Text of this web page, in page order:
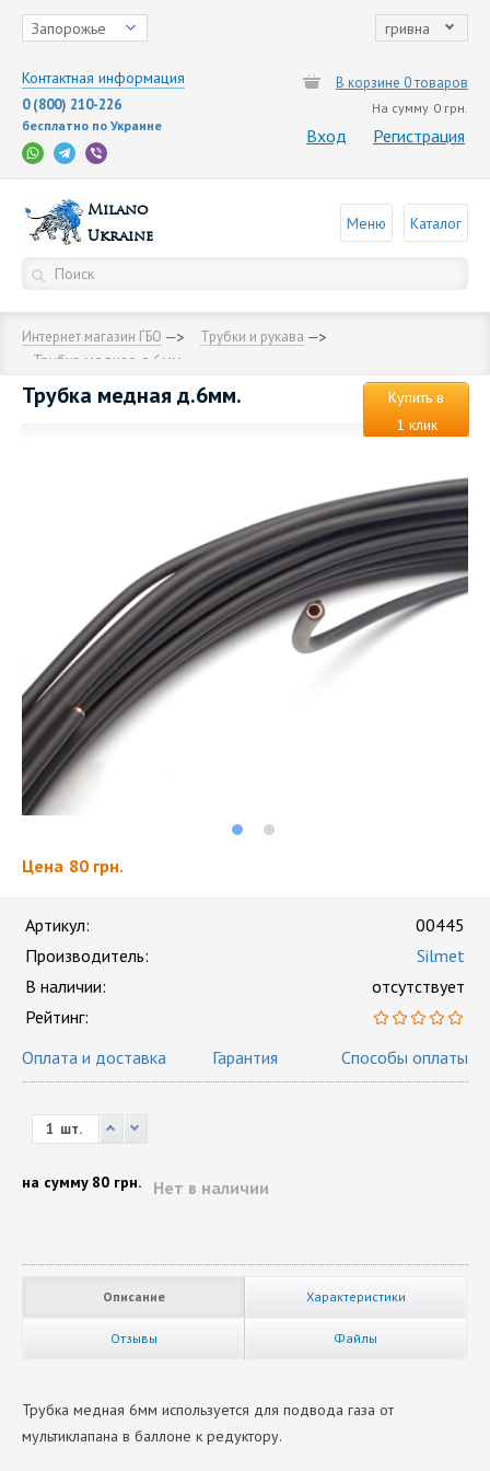
Запорожье гривна
Контактная информация
0 (800) 210-226
бесплатно по Украине
В корзине 0 товаров
На сумму 0 грн.
Вход Регистрация
Milano
Ukraine
Меню Каталог
Интернет магазин ГБО Трубки и рукава
Трубка медная д.6мм.
Трубка медная д.6мм.
Купить в
1 клик
Цена 80 грн.
Артикул:
00445
Производитель:
Silmet
В наличии:
отсутствует
Рейтинг:
Оплата и доставка
Гарантия Способы оплаты
шт.
Нет в наличии
на сумму 80 грн.
Описание Характеристики
Отзывы Файлы
Трубка медная 6мм используется для подвода газа от
мультиклапана в баллоне к редуктору.